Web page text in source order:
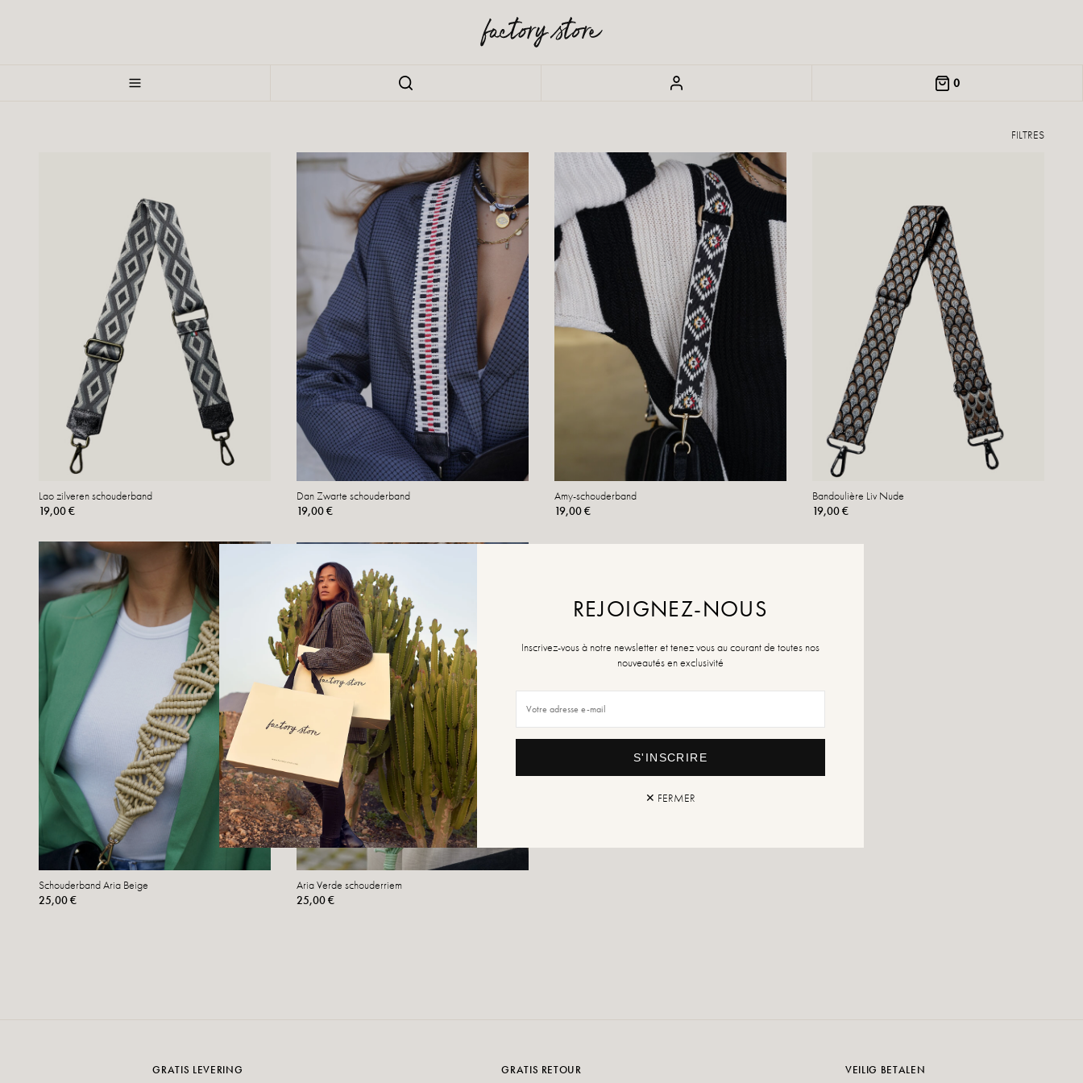
0
FILTRES
Lao zilveren schouderband
19,00 €
Dan Zwarte schouderband
19,00 €
Amy-schouderband
19,00 €
Bandoulière Liv Nude
19,00 €
Schouderband Aria Beige
25,00 €
Aria Verde schouderriem
25,00 €
GRATIS LEVERING GRATIS RETOUR VEILIG BETALEN
REJOIGNEZ-NOUS
Inscrivez-vous à notre newsletter et tenez vous au courant de toutes nos
nouveautés en exclusivité
S'INSCRIRE
✕ FERMER